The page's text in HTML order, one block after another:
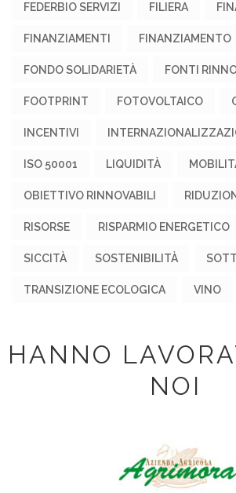
FEDERBIO SERVIZI FILIERA
FINANZIAMENTI FINANZIAMENTO
FONDO SOLIDARIETÀ FONTI
FOOTPRINT FOTOVOLTAICO
INCENTIVI
ISO 50001 LIQUIDITÀ
OBIETTIVO RINNOVABILI
RISORSE RISPARMIO ENERGETICO
SICCITÀ SOSTENIBILITÀ
TRANSIZIONE ECOLOGICA VINO
HANNO
NOI